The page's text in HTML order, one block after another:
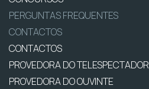
PERGUNTAS FREQUENTES
CONTACTOS
CONTACTOS
PROVEDORA DO TELESPECTADOR
PROVEDORA DO OUVINTE